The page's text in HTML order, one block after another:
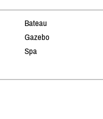
Bateau
Gazebo
Spa